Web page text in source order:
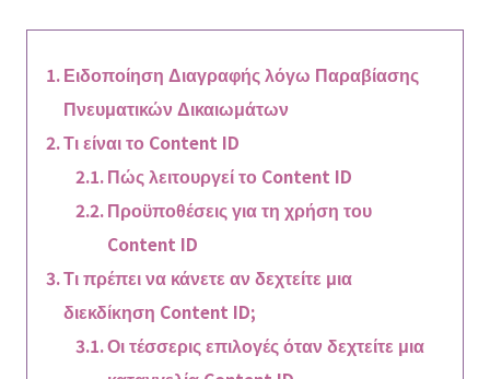
Ειδοποίηση Διαγραφής λόγω Παραβίασης
Πνευματικών Δικαιωμάτων
Τι είναι το Content ID
Πώς λειτουργεί το Content ID
Προϋποθέσεις για τη χρήση του
Content ID
Τι πρέπει να κάνετε αν δεχτείτε μια
διεκδίκηση Content ID;
Οι τέσσερις επιλογές όταν δεχτείτε μια